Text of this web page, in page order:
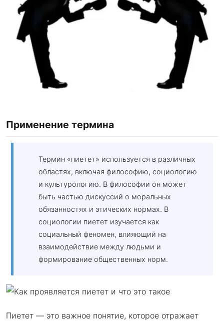
Применение термина
Термин «пиетет» используется в различных
областях, включая философию, социологию
и культурологию. В философии он может
быть частью дискуссий о моральных
обязанностях и этических нормах. В
социологии пиетет изучается как
социальный феномен, влияющий на
взаимодействие между людьми и
формирование общественных норм.
Пиетет — это важное понятие, которое отражает